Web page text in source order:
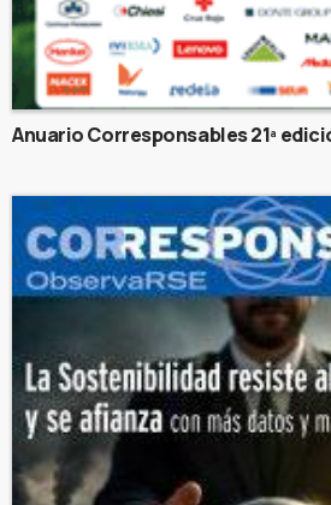
Anuario Corresponsables 21ª